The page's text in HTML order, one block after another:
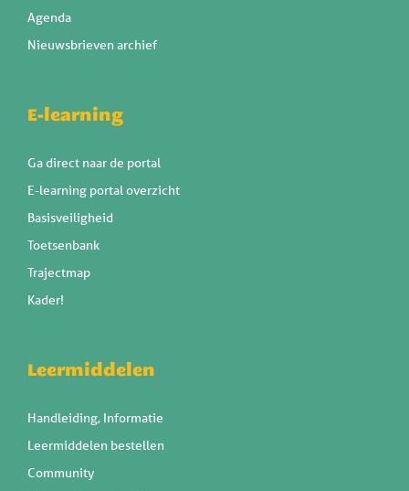
Agenda
Nieuwsbrieven archief
E-learning
Ga direct naar de portal
E-learning portal overzicht
Basisveiligheid
Toetsenbank
Trajectmap
Kader!
Leermiddelen
Handleiding, Informatie
Leermiddelen bestellen
Community